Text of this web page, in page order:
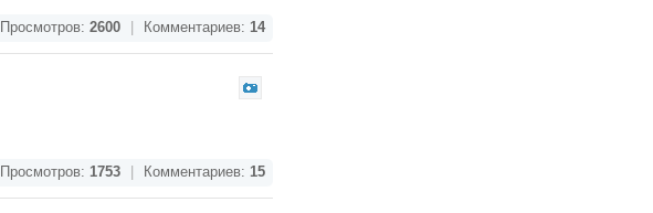
Просмотров: 2600 Комментариев: 14
Просмотров: 1753 Комментариев: 15